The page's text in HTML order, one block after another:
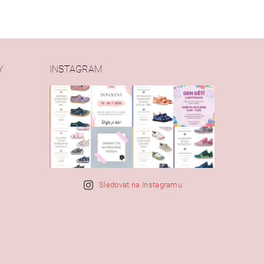
INSTAGRAM
Sledovat na Instagramu